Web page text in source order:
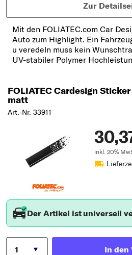
Zur
Mit den FOLIATEC.com Car
Auto zum Highlight. Ein
u veredeln muss kein
UV-stabiler Polymer
FOLIATEC Cardesign
matt
Art.-Nr. 33911
inkl. 20%
Der Artikel ist universell
In den